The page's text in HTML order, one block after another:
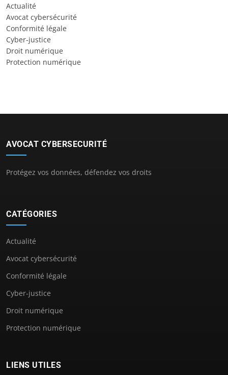
Actualité
Avocat cybersécurité
Conformité légale
Cyber-justice
Droit numérique
Protection numérique
AVOCAT CYBERSECURITÉ
Protégez vos données, défendez vos droits
CATÉGORIES
Actualité
Avocat cybersécurité
Conformité légale
Cyber-justice
Droit numérique
Protection numérique
LIENS UTILES